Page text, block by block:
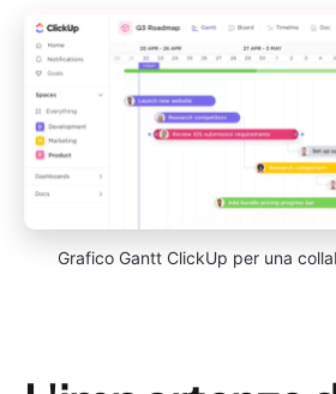
Grafico Gantt ClickUp per una